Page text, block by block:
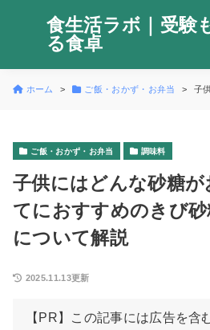
食生活ラボ｜受験
る食卓
ホーム ご飯・おかず・お弁当 子
ご飯・おかず・お弁当 調味料
子供にはどんな砂糖
てにおすすめのきび
について解説
2025.11.13更新
【PR】この記事には広告を含